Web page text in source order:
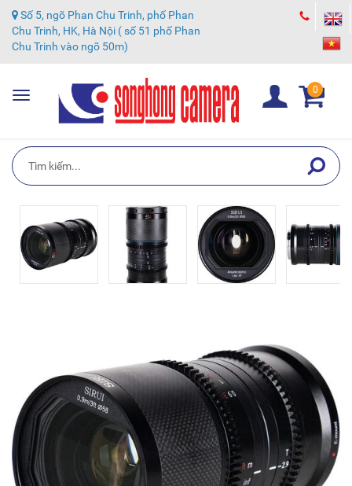
Số 5, ngõ Phan Chu Trinh, phố Phan
Chu Trinh, HK, Hà Nội ( số 51 phố Phan
Chu Trinh vào ngõ 50m)
Toggle
navigation
0